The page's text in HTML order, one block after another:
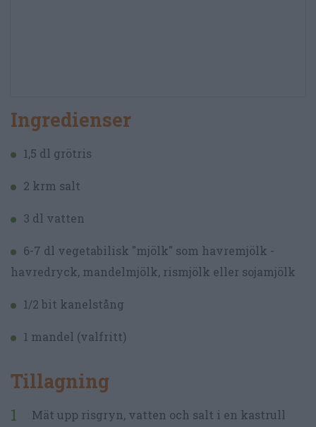
Ingredienser
1,5 dl grötris
2 krm salt
3 dl vatten
6-7 dl vegetabilisk "mjölk" som havremjölk -
havredryck, mandelmjölk, rismjölk eller sojamjölk
1/2 bit kanelstång
1 mandel (valfritt)
Tillagning
Mät upp risgryn, vatten och salt i en kastrull